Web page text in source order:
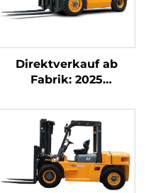
Direktverkauf ab
Fabrik: 2025
HUAHE, 4-Rad-Diesel-
Gabelstapler mit 3
Tonnen Tragfähigkeit